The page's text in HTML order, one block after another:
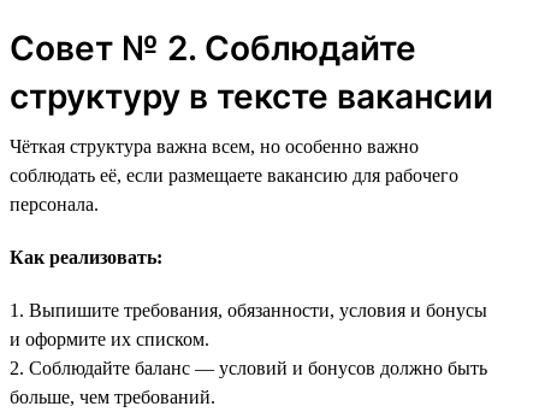
Совет № 2. Соблюдайте
структуру в тексте вакансии
Чёткая структура важна всем, но особенно важно
соблюдать её, если размещаете вакансию для рабочего
персонала.
Как реализовать:
1. Выпишите требования, обязанности, условия и бонусы
и оформите их списком.
2. Соблюдайте баланс — условий и бонусов должно быть
больше, чем требований.